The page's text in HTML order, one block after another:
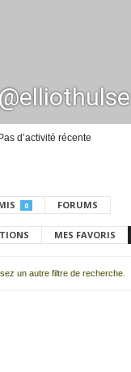
Pas d’activité récente
0 FORUMS
MES FAVORIS
un autre filtre de recherche.